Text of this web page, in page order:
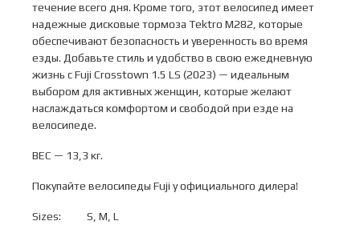
течение всего дня. Кроме того, этот велосипед имеет
надежные дисковые тормоза Tektro M282, которые
обеспечивают безопасность и уверенность во время
езды. Добавьте стиль и удобство в свою ежедневную
жизнь с Fuji Crosstown 1.5 LS (2023) — идеальным
выбором для активных женщин, которые желают
наслаждаться комфортом и свободой при езде на
велосипеде.
ВЕС — 13,3 кг.
Покупайте велосипеды Fuji у официального дилера!
Sizes:
S, M, L